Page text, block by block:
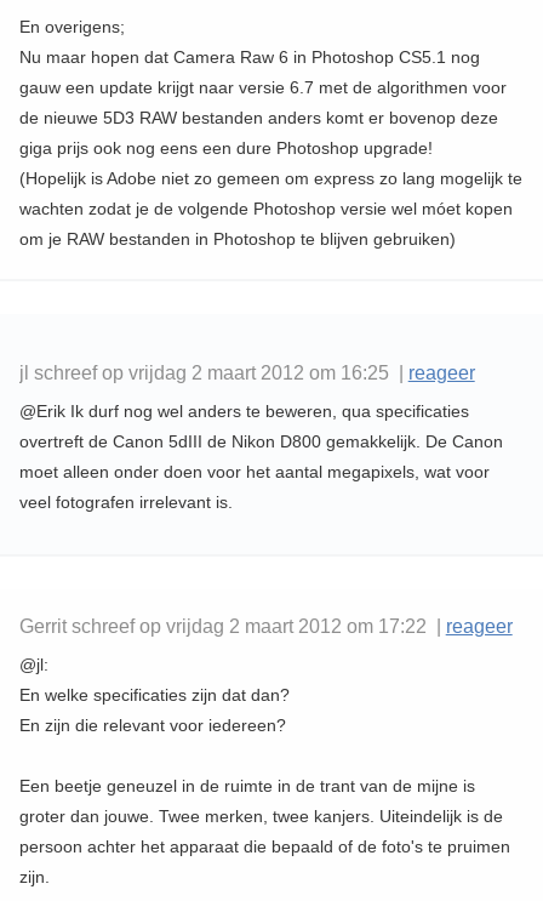
En overigens;
Nu maar hopen dat Camera Raw 6 in Photoshop CS5.1 nog
gauw een update krijgt naar versie 6.7 met de algorithmen voor
de nieuwe 5D3 RAW bestanden anders komt er bovenop deze
giga prijs ook nog eens een dure Photoshop upgrade!
(Hopelijk is Adobe niet zo gemeen om express zo lang mogelijk te
wachten zodat je de volgende Photoshop versie wel móet kopen
om je RAW bestanden in Photoshop te blijven gebruiken)
jl schreef op vrijdag 2 maart 2012 om 16:25 | reageer
@Erik Ik durf nog wel anders te beweren, qua specificaties
overtreft de Canon 5dIII de Nikon D800 gemakkelijk. De Canon
moet alleen onder doen voor het aantal megapixels, wat voor
veel fotografen irrelevant is.
Gerrit schreef op vrijdag 2 maart 2012 om 17:22 | reageer
@jl:
En welke specificaties zijn dat dan?
En zijn die relevant voor iedereen?
Een beetje geneuzel in de ruimte in de trant van de mijne is
groter dan jouwe. Twee merken, twee kanjers. Uiteindelijk is de
persoon achter het apparaat die bepaald of de foto's te pruimen
zijn.